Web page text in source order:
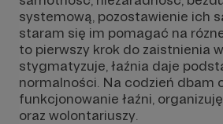
systemową, pozostawienie ich
staram się im pomagać na
to pierwszy krok do zaistnienia
stygmatyzuje, łaźnia daje
normalności. Na codzień dbam
funkcjonowanie łaźni,
oraz wolontariuszy.